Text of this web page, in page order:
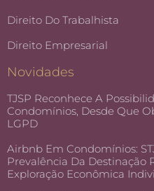
Direito Do Trabalhista
Direito Empresarial
Novidades
TJSP Reconhece A
Condomínios, Desde Que
LGPD
Airbnb Em Condomínios:
Prevalência Da Destinação
Exploração Econômica